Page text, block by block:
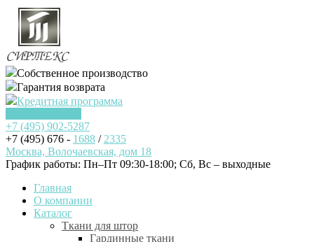
Собственное производство
Гарантия возврата
Кредитная программа
+7 (495) 902-5287
+7 (495) 676 - 1688 / 2335
Москва, Волочаевская, дом 18
График работы: Пн–Пт 09:30-18:00; Cб, Вс – выходные
Главная
О компании
Каталог
Ткани для штор
Гардинные ткани